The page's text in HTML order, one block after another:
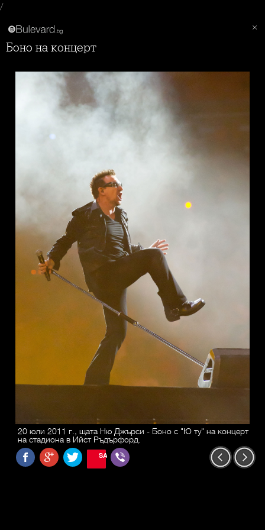
/
Боно на концерт
20 юли 2011 г., щата Ню Джърси - Боно с "Ю ту" на концерт
на стадиона в Ийст Ръдърфорд.
SAVE